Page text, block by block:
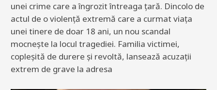
unei crime care a îngrozit întreaga țară. Dincolo de
actul de o violență extremă care a curmat viața
unei tinere de doar 18 ani, un nou scandal
mocnește la locul tragediei. Familia victimei,
copleșită de durere și revoltă, lansează acuzații
extrem de grave la adresa